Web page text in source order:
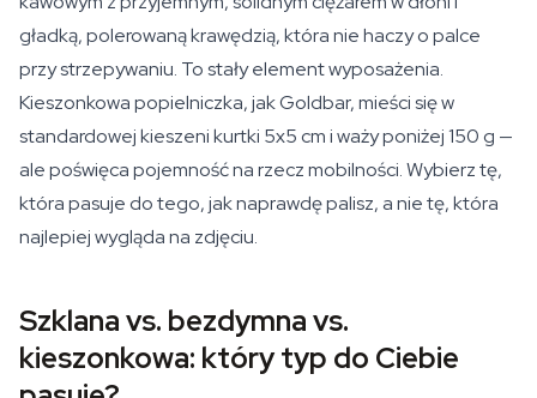
gładką, polerowaną krawędzią, która nie haczy o palce
przy strzepywaniu. To stały element wyposażenia.
Kieszonkowa popielniczka, jak Goldbar, mieści się w
standardowej kieszeni kurtki 5x5 cm i waży poniżej 150 g —
ale poświęca pojemność na rzecz mobilności. Wybierz tę,
która pasuje do tego, jak naprawdę palisz, a nie tę, która
najlepiej wygląda na zdjęciu.
Szklana vs. bezdymna vs.
kieszonkowa: który typ do Ciebie